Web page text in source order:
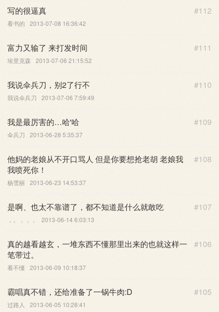
#112
写的很逼真
看书的 2013-07-08 16:36:42
#111
富力又输了 来打发时间
埃里克森 2013-07-06 21:15:52
#110
我说伞兵刀，别2了行不
我说伞兵刀 2013-07-06 7:59:49
#109
我是最厉害的…哈'哈
伞兵刀 2013-06-28 5:35:37
#108
他妈的老娘从不开口骂人 但是你要想抢老胡 老娘我
我喷死你！
杨雪丽 2013-06-23 14:53:37
#107
是啊、也太不靠谱了，都不知道是什么就敢吃
，。，，， 2013-06-14 6:03:13
#106
真的越看越玄，一堆东西不懂那里出来的也就这样一
笔带过。
看不懂 2013-06-09 10:18:37
#105
霸唱真不错，还给准备了一锅牛肉:D
过路人 2013-06-05 10:28:41